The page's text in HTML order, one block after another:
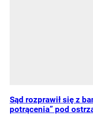
Sąd rozprawił się z
potrącenia” pod